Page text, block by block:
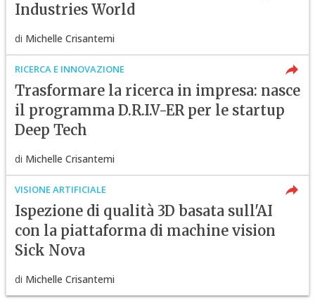
Industries World
di Michelle Crisantemi
RICERCA E INNOVAZIONE
Trasformare la ricerca in impresa: nasce
il programma D.R.I.V-ER per le startup
Deep Tech
di Michelle Crisantemi
VISIONE ARTIFICIALE
Ispezione di qualità 3D basata sull'AI
con la piattaforma di machine vision
Sick Nova
di Michelle Crisantemi